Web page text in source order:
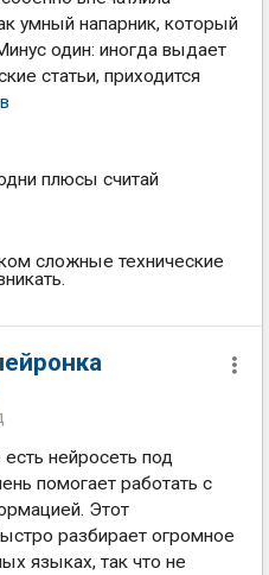
умный напарник, который
один: иногда выдает
статьи, приходится
плюсы считай
сложные технические
нейросеть под
помогает работать с
Этот
разбирает огромное
языках, так что не